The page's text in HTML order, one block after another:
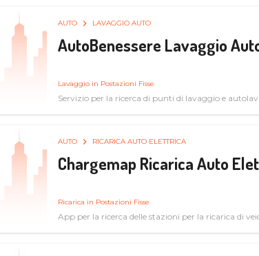
AUTO LAVAGGIO AUTO
AutoBenessere Lavaggio
Lavaggio in Postazioni Fisse
Servizio per la ricerca di punti di lavaggio e
AUTO RICARICA AUTO ELETTRICA
Chargemap Ricarica Auto
Ricarica in Postazioni Fisse
App per la ricerca delle stazioni per la ricarica di